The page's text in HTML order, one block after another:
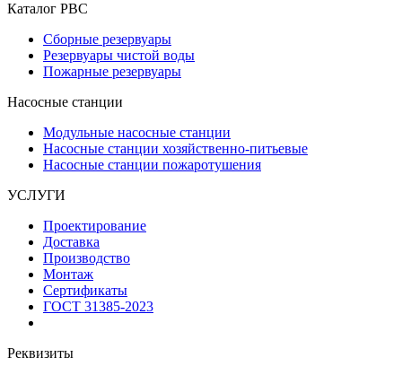
Каталог РВС
Сборные резервуары
Резервуары чистой воды
Пожарные резервуары
Насосные станции
Модульные насосные станции
Насосные станции хозяйственно-питьевые
Насосные станции пожаротушения
УСЛУГИ
Проектирование
Доставка
Производство
Монтаж
Сертификаты
ГОСТ 31385-2023
Реквизиты